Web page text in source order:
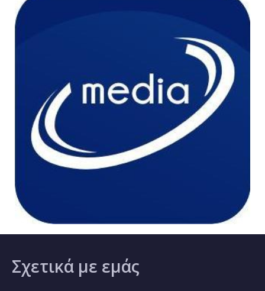
Σχετικά με εμάς